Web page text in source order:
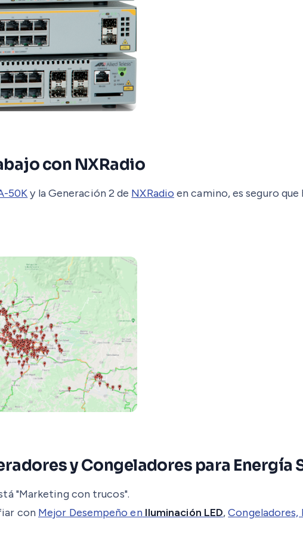
con NXRadio
50Ky la Generación 2 de NXRadio en camino, es seguro
y Congeladores para Energía
"Marketing con trucos".
con Mejor Desempeño enIluminación LED,Congeladores,